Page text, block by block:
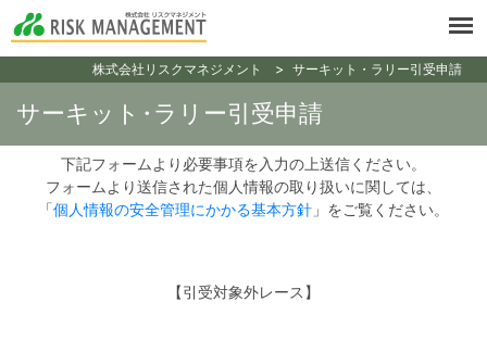
株式会社リスクマネジメント > サーキット・ラリー引受申請
サーキット ・ラリー引受申請
下記フォームより必要事項を入力の上送信ください。
フォームより送信された個人情報の取り扱いに関しては、
「個人情報の安全管理にかかる基本方針 」をご覧ください。
【引受対象外レース】